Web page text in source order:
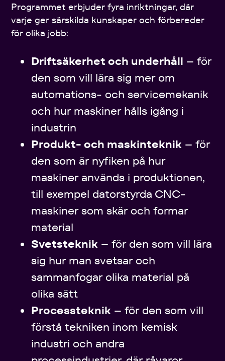
Programmet erbjuder fyra inriktningar, där
varje ger särskilda kunskaper och förbereder
för olika jobb:
Driftsäkerhet och underhåll – för
den som vill lära sig mer om
automations- och servicemekanik
och hur maskiner hålls igång i
industrin
Produkt- och maskinteknik – för
den som är nyfiken på hur
maskiner används i produktionen,
till exempel datorstyrda CNC-
maskiner som skär och formar
material
Svetsteknik – för den som vill lära
sig hur man svetsar och
sammanfogar olika material på
olika sätt
Processteknik – för den som vill
förstå tekniken inom kemisk
industri och andra